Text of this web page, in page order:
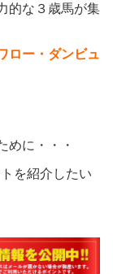
的な３歳馬が集
ロー・ダンビュ
めに・・・
を紹介したい